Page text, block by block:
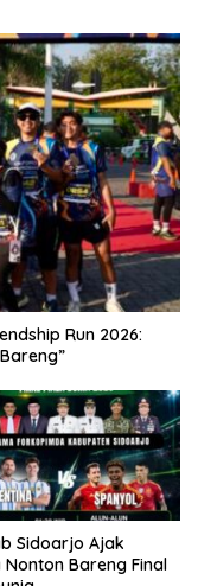
Run 2026:
Sidoarjo Ajak
Bareng Final